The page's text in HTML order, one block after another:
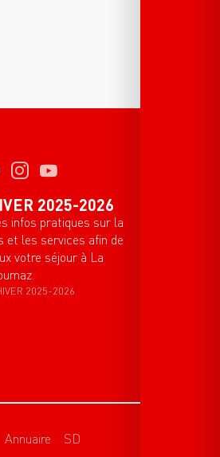
2025-2026
infos pratiques sur la
et les services afin de
votre séjour à La
2025-2026
Annuaire SD